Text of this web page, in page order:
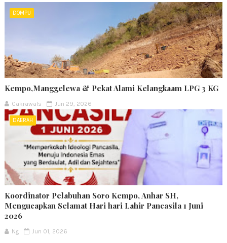
DOMPU
Kempo,Manggelewa & Pekat Alami Kelangkaam LPG 3 KG
Cakrawals Jun 29, 2026
DAERAH
Koordinator Pelabuhan Soro Kempo, Anhar SH,
Mengucapkan Selamat Hari hari Lahir Pancasila 1 Juni
2026
Ng Jun 01, 2026